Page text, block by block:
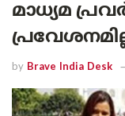
മാധ്യമ
by Brave India Desk